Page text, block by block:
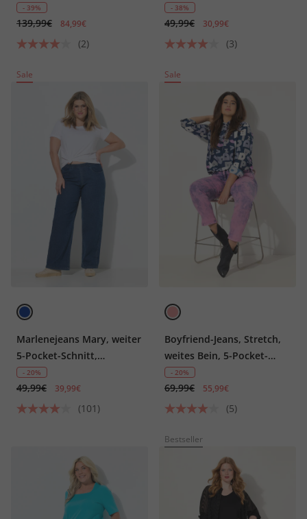
Bein
- 39%
139,99€ 84,99€
(2)
Elastikbund
- 38%
49,99€ 30,99€
(3)
Sale
Marlenejeans Mary, weiter
5-Pocket-Schnitt,
Elastikbund
- 20%
49,99€ 39,99€
(101)
Sale
Boyfriend-Jeans, Stretch,
weites Bein, 5-Pocket-
Schnitt
- 20%
69,99€ 55,99€
(5)
Bestseller